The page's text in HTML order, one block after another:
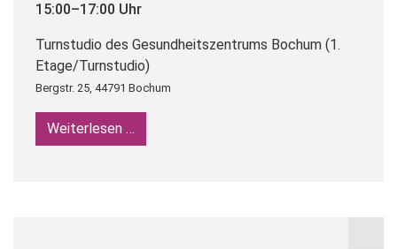
15:00–17:00 Uhr
Turnstudio des Gesundheitszentrums Bochum (1.
Etage/Turnstudio)
Bergstr. 25, 44791 Bochum
Weiterlesen …